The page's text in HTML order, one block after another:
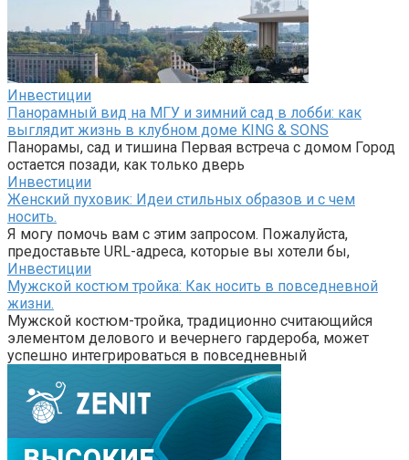
Инвестиции
Панорамный вид на МГУ и зимний сад в лобби: как
выглядит жизнь в клубном доме KING & SONS
Панорамы, сад и тишина Первая встреча с домом Город
остается позади, как только дверь
Инвестиции
Женский пуховик: Идеи стильных образов и с чем
носить.
Я могу помочь вам с этим запросом. Пожалуйста,
предоставьте URL-адреса, которые вы хотели бы,
Инвестиции
Мужской костюм тройка: Как носить в повседневной
жизни.
Мужской костюм-тройка, традиционно считающийся
элементом делового и вечернего гардероба, может
успешно интегрироваться в повседневный